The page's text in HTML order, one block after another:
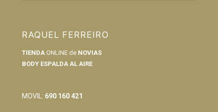
RAQUEL FERREIRO
TIENDA ONLINE de NOVIAS
BODY ESPALDA AL AIRE
MOVIL: 690 160 421